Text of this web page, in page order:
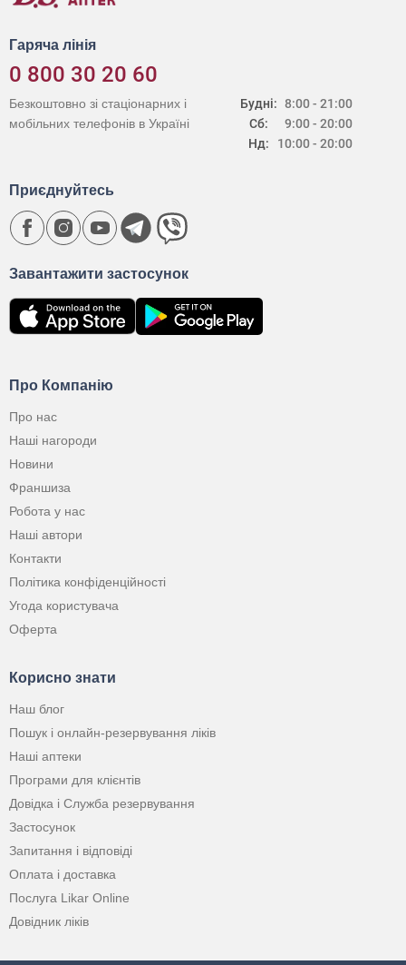
Гаряча лінія
0 800 30 20 60
Будні:
Сб:
Нд:
8:00 - 21:00
9:00 - 20:00
10:00 - 20:00
Безкоштовно зі стаціонарних і
мобільних телефонів в Україні
Про Компанію
Про нас
Наші нагороди
Новини
Франшиза
Робота у нас
Наші автори
Контакти
Політика конфіденційності
Угода користувача
Оферта
Корисно знати
Наш блог
Пошук і онлайн-резервування ліків
Наші аптеки
Програми для клієнтів
Довідка і Служба резервування
Застосунок
Запитання і відповіді
Оплата і доставка
Послуга Likar Online
Довідник ліків
Завантажити застосунок
Приєднуйтесь